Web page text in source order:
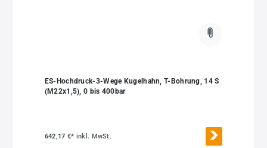
ES-Hochdruck-3-Wege Kugelhahn, T-Bohrung, 14 S
(M22x1,5), 0 bis 400bar
642,17 €* inkl. MwSt.